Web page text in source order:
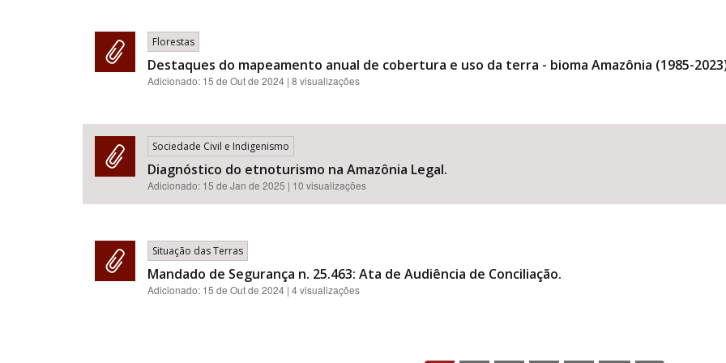
Florestas
Destaques do mapeamento anual de cobertura e uso da terra - bioma Amazônia (1985-
Adicionado: 15 de Out de 2024 | 8 visualizações
Sociedade Civil e Indigenismo
Diagnóstico do etnoturismo na Amazônia Legal.
Adicionado: 15 de Jan de 2025 | 10 visualizações
Situação das Terras
Mandado de Segurança n. 25.463: Ata de Audiência de Conciliação.
Adicionado: 15 de Out de 2024 | 4 visualizações